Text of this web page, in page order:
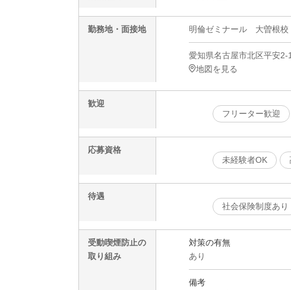
勤務地・面接地 明倫ゼミナール 大曽根校
愛知県名古屋市北区平安
地図を見る
歓迎
フリーター歓迎
応募資格
未経験者OK
待遇
社会保険制度あり
受動喫煙防止の
取り組み
対策の有無
あり
備考